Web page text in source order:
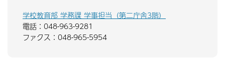
学校教育部 学務課 学事担当（第二庁舎3階）
電話：048-963-9281
ファクス：048-965-5954